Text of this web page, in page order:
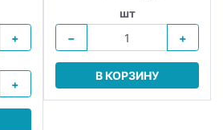
+
+
шт
−
+
В КОРЗИНУ